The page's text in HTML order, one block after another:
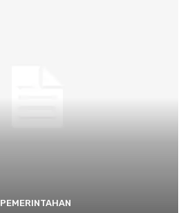
PEMERINTAHAN